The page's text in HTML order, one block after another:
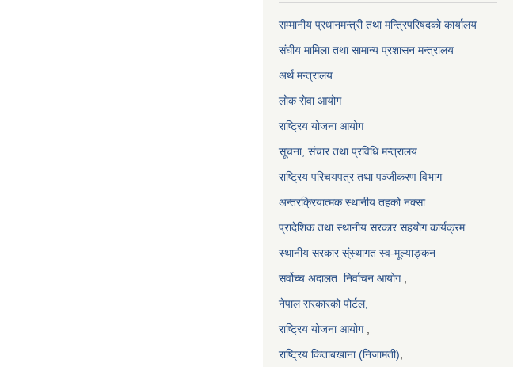
सम्मानीय प्रधानमन्त्री तथा मन्त्रिपरिषदको कार्यालय
संघीय मामिला तथा सामान्य प्रशासन मन्त्रालय
अर्थ मन्त्रालय
लोक सेवा आयोग
राष्ट्रिय योजना आयोग
सूचना, संचार तथा प्रविधि मन्त्रालय
राष्ट्रिय परिचयपत्र तथा पञ्जीकरण विभाग
अन्तरक्रियात्मक स्थानीय तहको नक्सा
प्रादेशिक तथा स्थानीय सरकार सहयोग कार्यक्रम
स्थानीय सरकार स्ंस्थागत स्व-मूल्याङ्कन
सर्वोच्च अदालत निर्वाचन आयोग,
नेपाल सरकारको पोर्टल,
राष्ट्रिय योजना आयोग,
राष्ट्रिय किताबखाना (निजामती)